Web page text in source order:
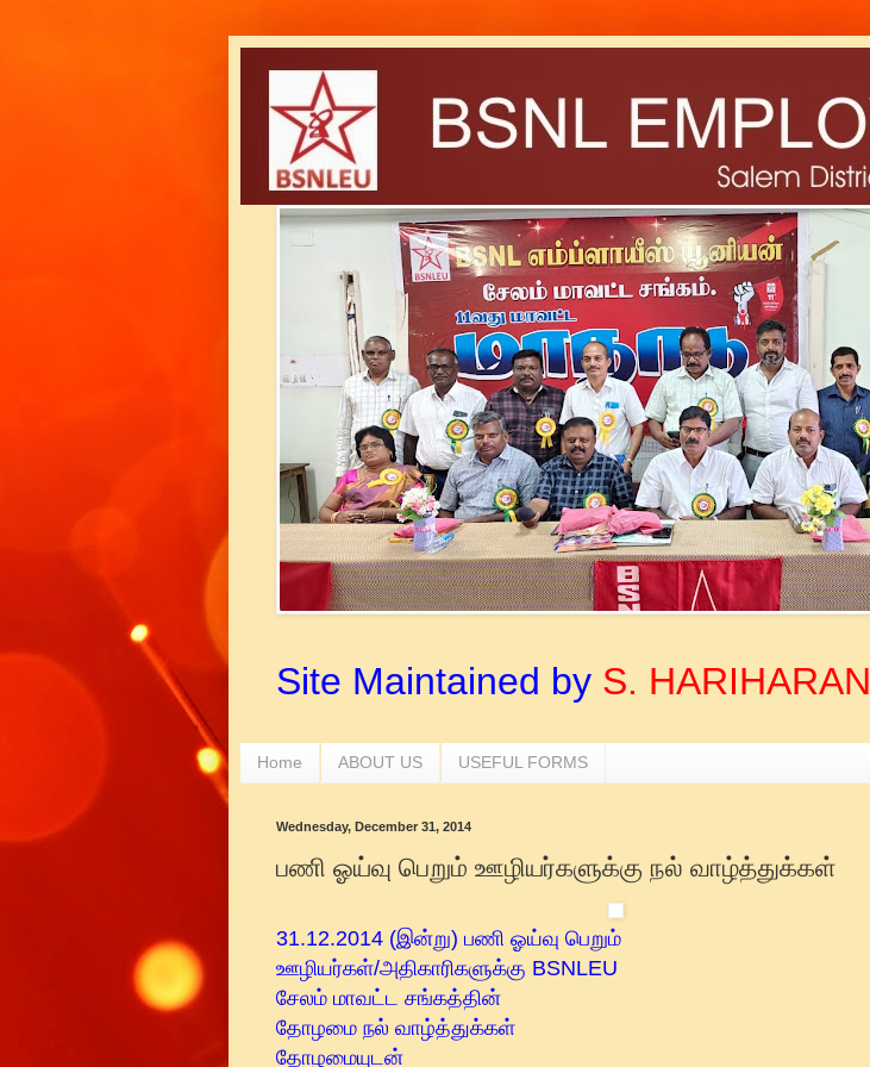
Site Maintained by S. HARIHARAN
Home ABOUT US USEFUL FORMS
Wednesday, December 31, 2014
பணி ஓய்வு பெறும் ஊழியர்களுக்கு நல் வாழ்த்துக்கள்
31.12.2014 (இன்று) பணி ஓய்வு பெறும்
ஊழியர்கள்/அதிகாரிகளுக்கு BSNLEU
சேலம் மாவட்ட சங்கத்தின்
தோழமை நல் வாழ்த்துக்கள்
தோழமையுடன்